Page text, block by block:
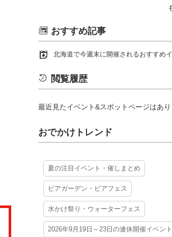
おすすめ記事
北海道で今週末に開催されるおすすめ
閲覧履歴
最近見たイベント&スポットページはあり
おでかけトレンド
夏の注目イベント・催しまとめ
ビアガーデン・ビアフェス
水かけ祭り・ウォーターフェス
2026年9月19日～23日の連休開催イベント